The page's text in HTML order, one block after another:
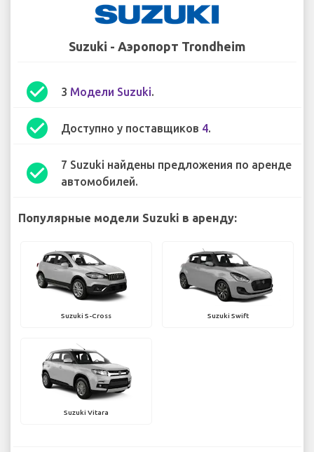
Suzuki - Аэропорт Trondheim
check_circle 3 Модели Suzuki.
check_circle Доступно у поставщиков 4.
check_circle
7 Suzuki найдены предложения по аренде
автомобилей.
Популярные модели Suzuki в аренду:
Suzuki S-Cross Suzuki Swift
Suzuki Vitara